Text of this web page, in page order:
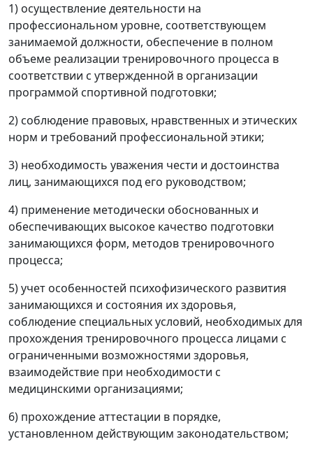
1) осуществление деятельности на
профессиональном уровне, соответствующем
занимаемой должности, обеспечение в полном
объеме реализации тренировочного процесса в
соответствии с утвержденной в организации
программой спортивной подготовки;
2) соблюдение правовых, нравственных и этических
норм и требований профессиональной этики;
3) необходимость уважения чести и достоинства
лиц, занимающихся под его руководством;
4) применение методически обоснованных и
обеспечивающих высокое качество подготовки
занимающихся форм, методов тренировочного
процесса;
5) учет особенностей психофизического развития
занимающихся и состояния их здоровья,
соблюдение специальных условий, необходимых для
прохождения тренировочного процесса лицами с
ограниченными возможностями здоровья,
взаимодействие при необходимости с
медицинскими организациями;
6) прохождение аттестации в порядке,
установленном действующим законодательством;